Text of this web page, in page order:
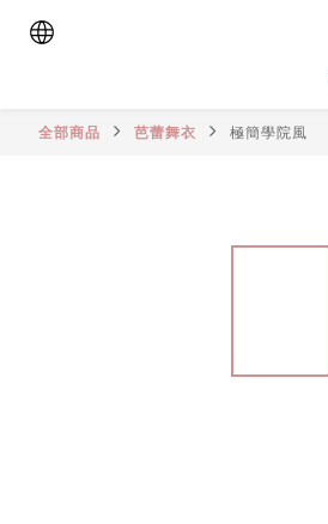
全部商品 芭蕾舞衣 極簡學院風